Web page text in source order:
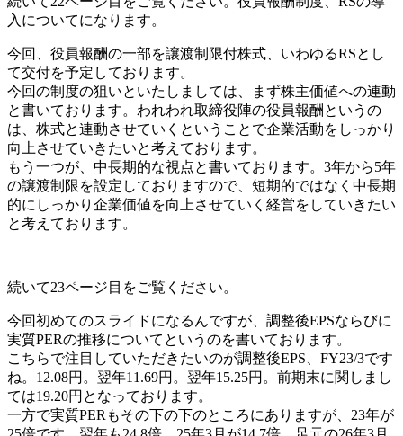
入についてになります。
今回、役員報酬の一部を譲渡制限付株式、いわゆるRSとし
て交付を予定しております。
今回の制度の狙いといたしましては、まず株主価値への連動
と書いております。われわれ取締役陣の役員報酬というの
は、株式と連動させていくということで企業活動をしっかり
向上させていきたいと考えております。
もう一つが、中長期的な視点と書いております。3年から5年
の譲渡制限を設定しておりますので、短期的ではなく中長期
的にしっかり企業価値を向上させていく経営をしていきたい
と考えております。
続いて23ページ目をご覧ください。
今回初めてのスライドになるんですが、調整後EPSならびに
実質PERの推移についてというのを書いております。
こちらで注目していただきたいのが調整後EPS、FY23/3です
ね。12.08円。翌年11.69円。翌年15.25円。前期末に関しまし
ては19.20円となっております。
一方で実質PERもその下の下のところにありますが、23年が